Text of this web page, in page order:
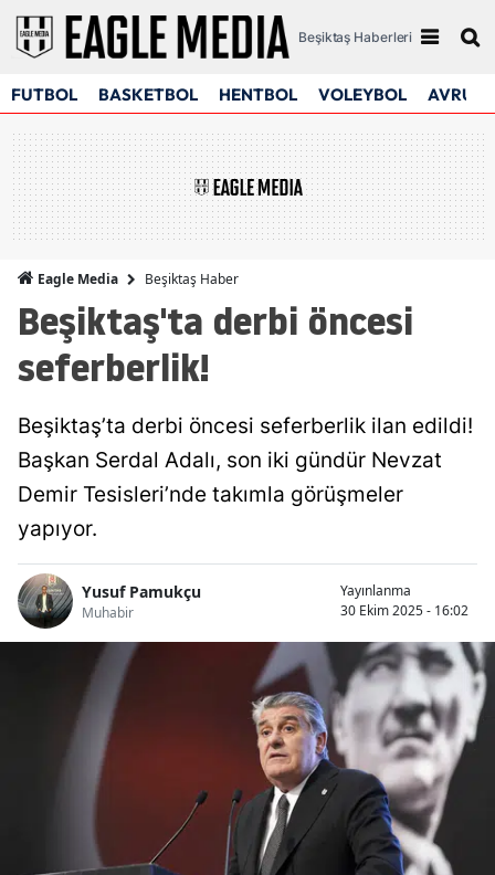
Beşiktaş Haberleri
FUTBOL BASKETBOL HENTBOL VOLEYBOL
Eagle Media Beşiktaş Haber
Beşiktaş'ta derbi öncesi
seferberlik!
Beşiktaş’ta derbi öncesi seferberlik ilan edildi!
Başkan Serdal Adalı, son iki gündür Nevzat
Demir Tesisleri’nde takımla görüşmeler
yapıyor.
Yusuf Pamukçu
Muhabir
Yayınlanma
30 Ekim 2025 - 16:02